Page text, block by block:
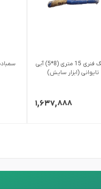
شلنگ فنری 15 متری (8*5) آبی
تایوانی (ابزار سایش)
۱,۶۳۷,۸۸۸